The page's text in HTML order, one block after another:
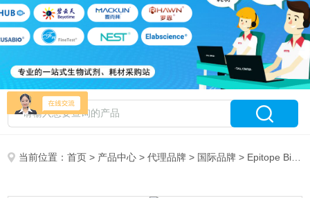
当前位置：首页 > 产品中心 >代理品牌 > 国际品牌 > Epitope Biotech Inc.（EBI） 特约代理